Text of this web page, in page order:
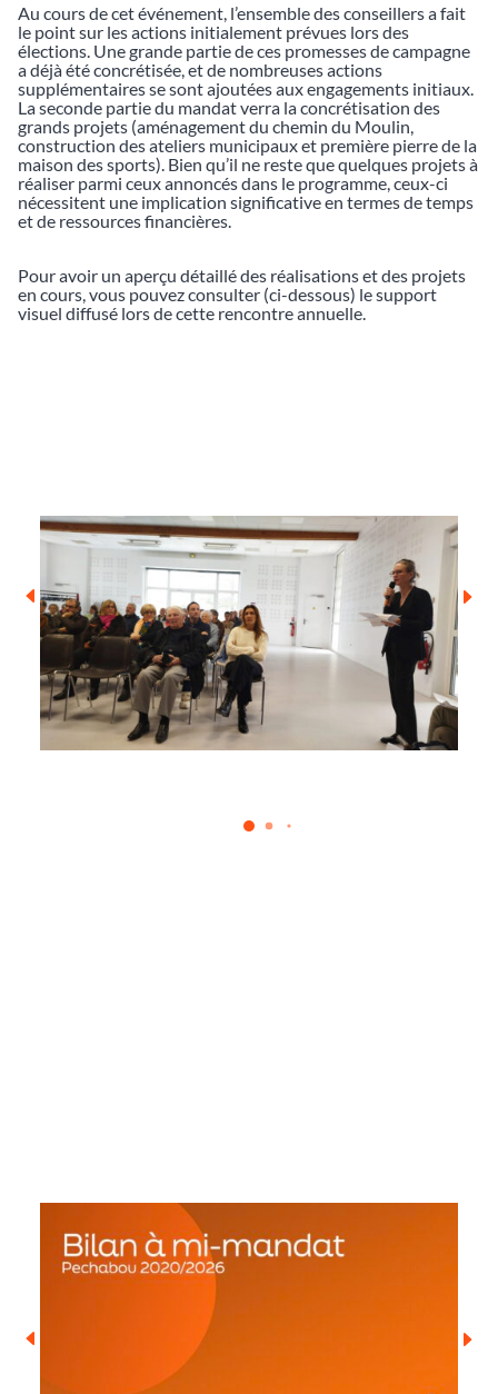
Au cours de cet événement, l’ensemble des conseillers a fait
le point sur les actions initialement prévues lors des
élections. Une grande partie de ces promesses de campagne
a déjà été concrétisée, et de nombreuses actions
supplémentaires se sont ajoutées aux engagements initiaux.
La seconde partie du mandat verra la concrétisation des
grands projets (aménagement du chemin du Moulin,
construction des ateliers municipaux et première pierre de la
maison des sports). Bien qu’il ne reste que quelques projets à
réaliser parmi ceux annoncés dans le programme, ceux-ci
nécessitent une implication significative en termes de temps
et de ressources financières.
Pour avoir un aperçu détaillé des réalisations et des projets
en cours, vous pouvez consulter (ci-dessous) le support
visuel diffusé lors de cette rencontre annuelle.